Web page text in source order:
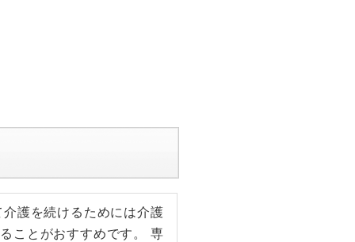
護を続けるためには介護
ことがおすすめです。 専